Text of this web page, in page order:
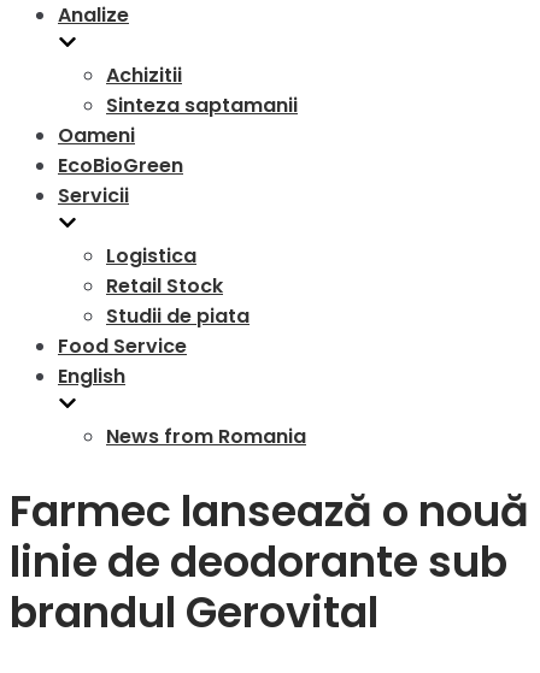
Analize
Achizitii
Sinteza saptamanii
Oameni
EcoBioGreen
Servicii
Logistica
Retail Stock
Studii de piata
Food Service
English
News from Romania
Farmec lansează o nouă
linie de deodorante sub
brandul Gerovital